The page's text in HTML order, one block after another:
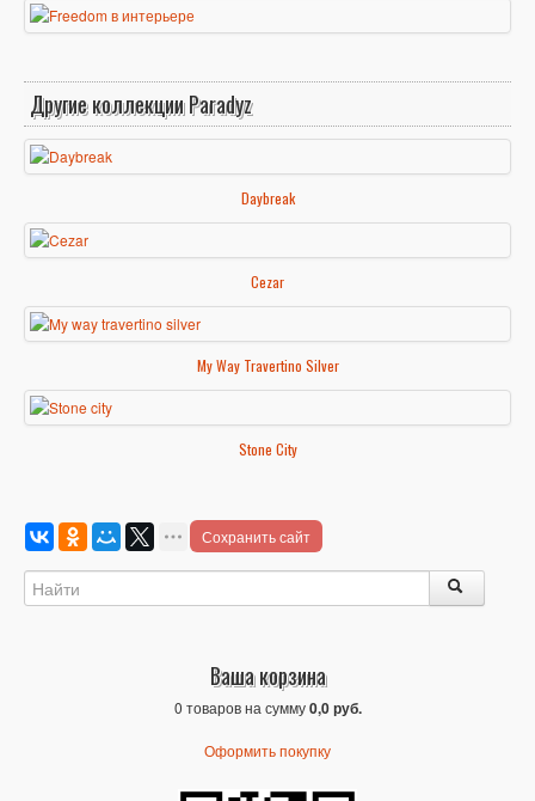
Другие коллекции Paradyz
Daybreak
Cezar
My Way Travertino Silver
Stone City
Сохранить сайт
Ваша корзина
0 товаров на сумму0,0 руб.
Оформить покупку